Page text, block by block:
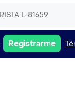
Registrarme